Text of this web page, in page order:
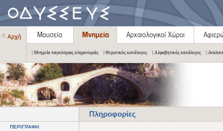
| Μνημεία παγκόσμιας κληρονομιάς | Θεματικός κατάλογος | Αλφαβητικός κατάλογος |
Πληροφορίες
ΠΕΡΙΓΡΑΦΗ